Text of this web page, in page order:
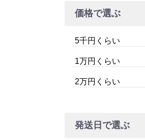
価格で選ぶ
5千円くらい
1万円くらい
2万円くらい
発送日で選ぶ